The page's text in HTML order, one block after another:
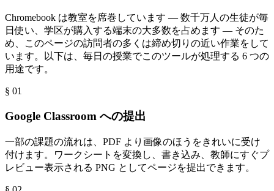
Chromebook は教室を席巻しています — 数千万人の生徒が毎
日使い、学区が購入する端末の大多数を占めます — そのた
め、このページの訪問者の多くは締め切りの近い作業をして
います。以下は、毎日の授業でこのツールが処理する 6 つの
用途です。
§ 01
Google Classroom への提出
一部の課題の流れは、PDF より画像のほうをきれいに受け
付けます。ワークシートを変換し、書き込み、教師にすぐプ
レビュー表示される PNG としてページを提出できます。